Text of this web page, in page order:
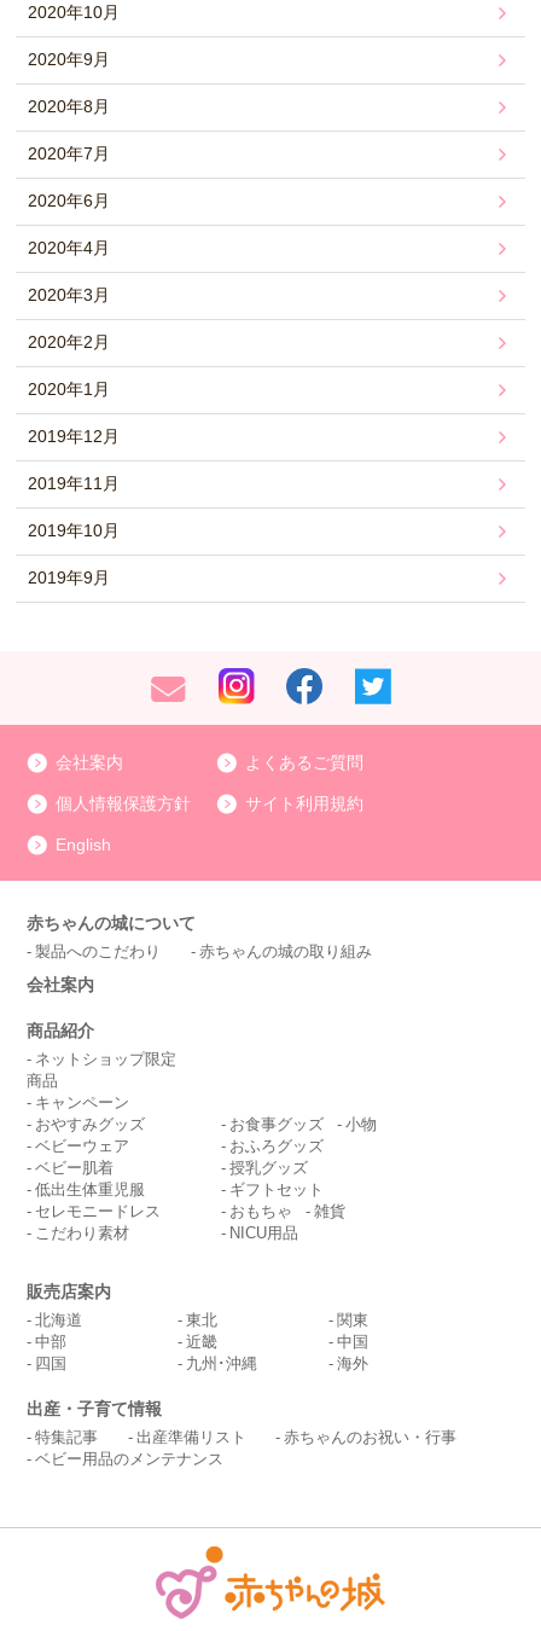
2020年10月
2020年9月
2020年8月
2020年7月
2020年6月
2020年4月
2020年3月
2020年2月
2020年1月
2019年12月
2019年11月
2019年10月
2019年9月
会社案内 よくあるご質問
個人情報保護方針 サイト利用規約
English
赤ちゃんの城について
製品へのこだわり 赤ちゃんの城の取り組み
会社案内
商品紹介
ネットショップ限定
商品
キャンペーン
おやすみグッズ
ベビーウェア
ベビー肌着
低出生体重児服
セレモニードレス
こだわり素材
お食事グッズ
小物
おふろグッズ
授乳グッズ
ギフトセット
おもちゃ
雑貨
NICU用品
販売店案内
北海道 東北
関東
中部
近畿
中国
四国
九州･沖縄 海外
出産・子育て情報
特集記事 出産準備リスト
赤ちゃんのお祝い・行事
ベビー用品のメンテナンス